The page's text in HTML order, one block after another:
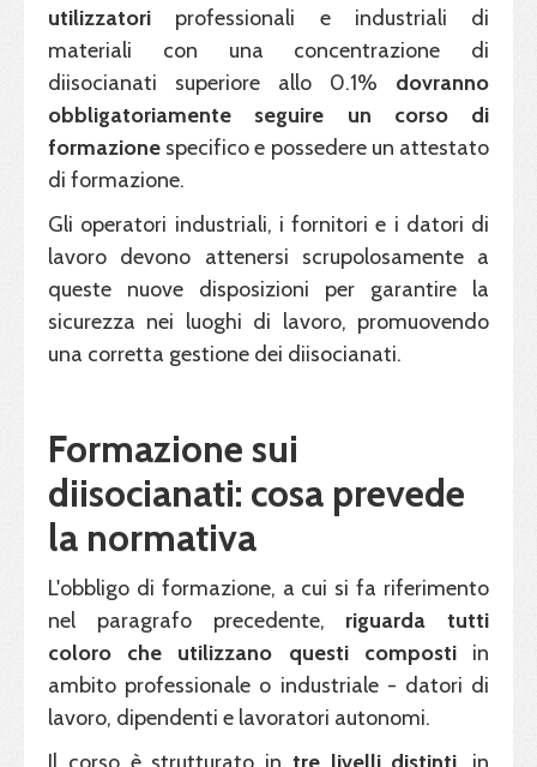
utilizzatori professionali e industriali di
materiali con una concentrazione di
diisocianati superiore allo 0.1% dovranno
obbligatoriamente seguire un corso di
formazione specifico e possedere un attestato
di formazione.
Gli operatori industriali, i fornitori e i datori di
lavoro devono attenersi scrupolosamente a
queste nuove disposizioni per garantire la
sicurezza nei luoghi di lavoro, promuovendo
una corretta gestione dei diisocianati.
Formazione sui
diisocianati: cosa prevede
la normativa
L'obbligo di formazione, a cui si fa riferimento
nel paragrafo precedente, riguarda tutti
coloro che utilizzano questi compostiin
ambito professionale o industriale - datori di
lavoro, dipendenti e lavoratori autonomi.